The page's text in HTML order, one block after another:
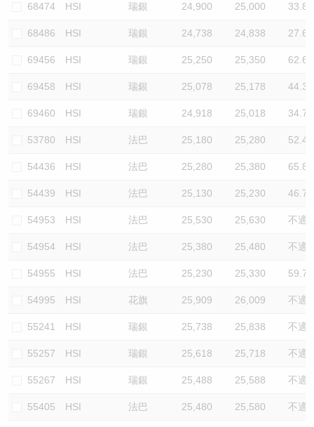
68474 HSI 瑞銀 24,900 25,000 33.8
68486 HSI 瑞銀 24,738 24,838 27.6
69456 HSI 瑞銀 25,250 25,350 62.6
69458 HSI 瑞銀 25,078 25,178 44.3
69460 HSI 瑞銀 24,918 25,018 34.7
53780 HSI 法巴 25,180 25,280 52.4
54436 HSI 法巴 25,280 25,380 65.8
54439 HSI 法巴 25,130 25,230 46.7
54953 HSI 法巴 25,530 25,630 不適
54954 HSI 法巴 25,380 25,480 不適
54955 HSI 法巴 25,230 25,330 59.7
54995 HSI 花旗 25,909 26,009 不適
55241 HSI 瑞銀 25,738 25,838 不適
55257 HSI 瑞銀 25,618 25,718 不適
55267 HSI 瑞銀 25,488 25,588 不適
55405 HSI 法巴 25,480 25,580 不適